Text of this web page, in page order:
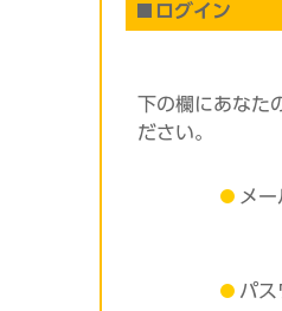
ログイン
下の欄にあなた
ださい。
メ
パス